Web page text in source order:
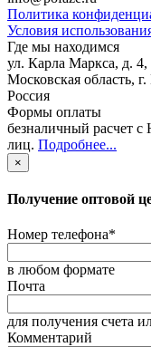
Политика
Условия
Где мы находимся
ул. Карла Маркса, д.
Московская область,
Россия
Формы оплаты
безналичный расчет
лиц. Подробнее...
×
Получение оптовой
Номер телефона*
в любом формате
Почта
для получения счета
Комментарий